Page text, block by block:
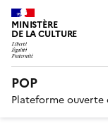
MINISTÈRE
DE LA CULTURE
POP
Plateforme